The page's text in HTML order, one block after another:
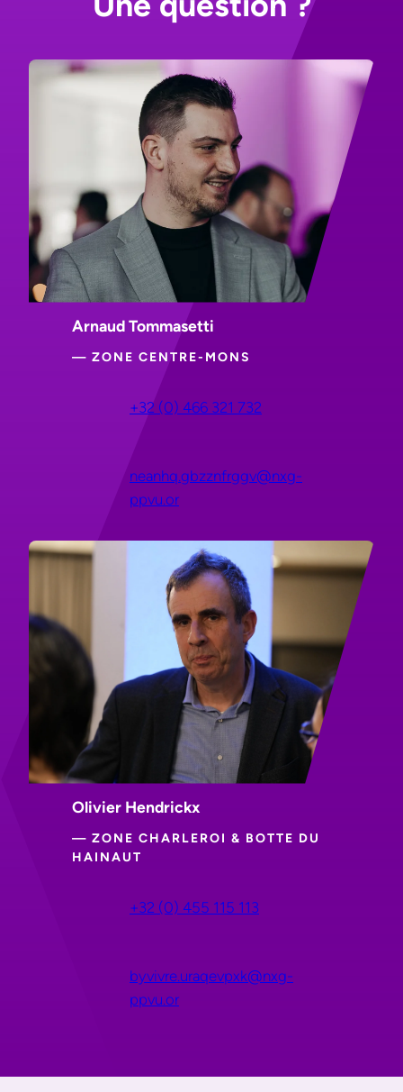
Arnaud Tommasetti
— ZONE CENTRE-MONS
+32 (0) 466 321 732
neanhq.gbzznfrggv@nxg-
ppvu.or
Olivier Hendrickx
— ZONE CHARLEROI & BOTTE DU
HAINAUT
+32 (0) 455 115 113
byvivre.uraqevpxk@nxg-
ppvu.or